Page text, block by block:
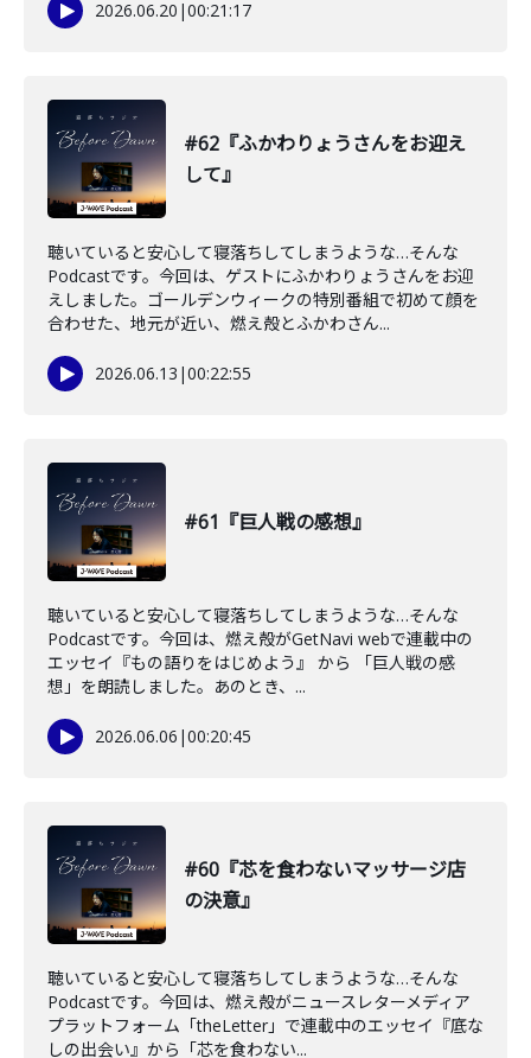
2026.06.20 |00:21:17
#62『ふかわりょうさんをお迎え
して』
聴いていると安心して寝落ちしてしまうような…そんな
Podcastです。今回は、ゲストにふかわりょうさんをお迎
えしました。ゴールデンウィークの特別番組で初めて顔を
合わせた、地元が近い、燃え殻とふかわさん...
2026.06.13 |00:22:55
#61『巨人戦の感想』
聴いていると安心して寝落ちしてしまうような…そんな
Podcastです。今回は、燃え殻がGetNavi webで連載中の
エッセイ『もの語りをはじめよう』 から 「巨人戦の感
想」を朗読しました。あのとき、...
2026.06.06 |00:20:45
#60『芯を食わないマッサージ店
の決意』
聴いていると安心して寝落ちしてしまうような…そんな
Podcastです。今回は、燃え殻がニュースレターメディア
プラットフォーム「theLetter」で連載中のエッセイ『底な
しの出会い』から「芯を食わない...